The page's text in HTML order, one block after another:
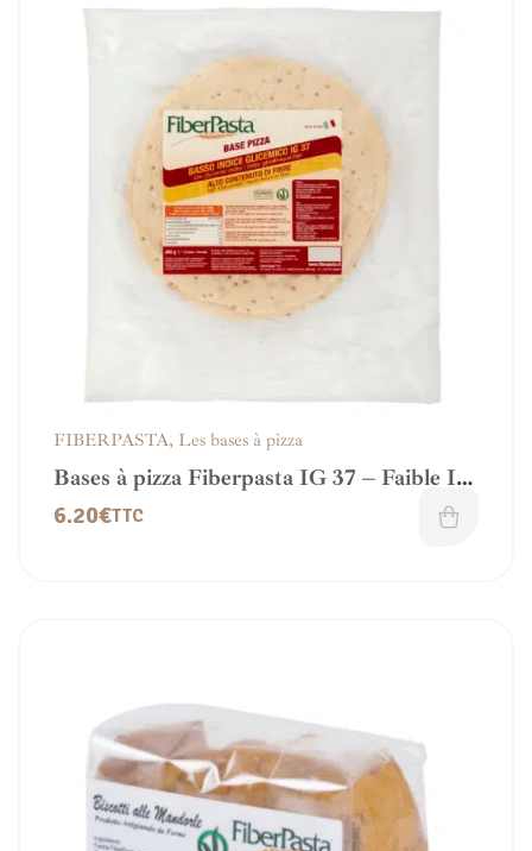
FIBERPASTA, Les bases à pizza
Bases à pizza Fiberpasta IG 37 – Faible IG
& vegan
6.20€TTC